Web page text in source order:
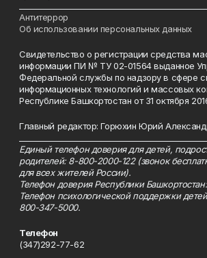
Антитеррор
Об использовании персональных данных
Свидетельство о регистрации средства
информации ПИ № ТУ 02-01564 выданное
Федеральной службы по надзору в сфере
информационных технологий и массовых
Республике Башкортостан от 31 октября
Главный редактор: Горюхин Юрий
Единый телефон доверия для детей,
родителей: 8-800-2000-122 (звонок
для всех жителей России).
Телефон доверия Республики
Телефон психологической поддержки
800-347-5000.
Телефон
(347)292-77-62